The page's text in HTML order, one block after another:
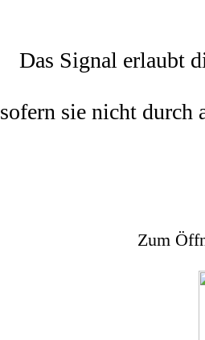
Das Signal erlaubt
sofern sie nicht durch
Zum